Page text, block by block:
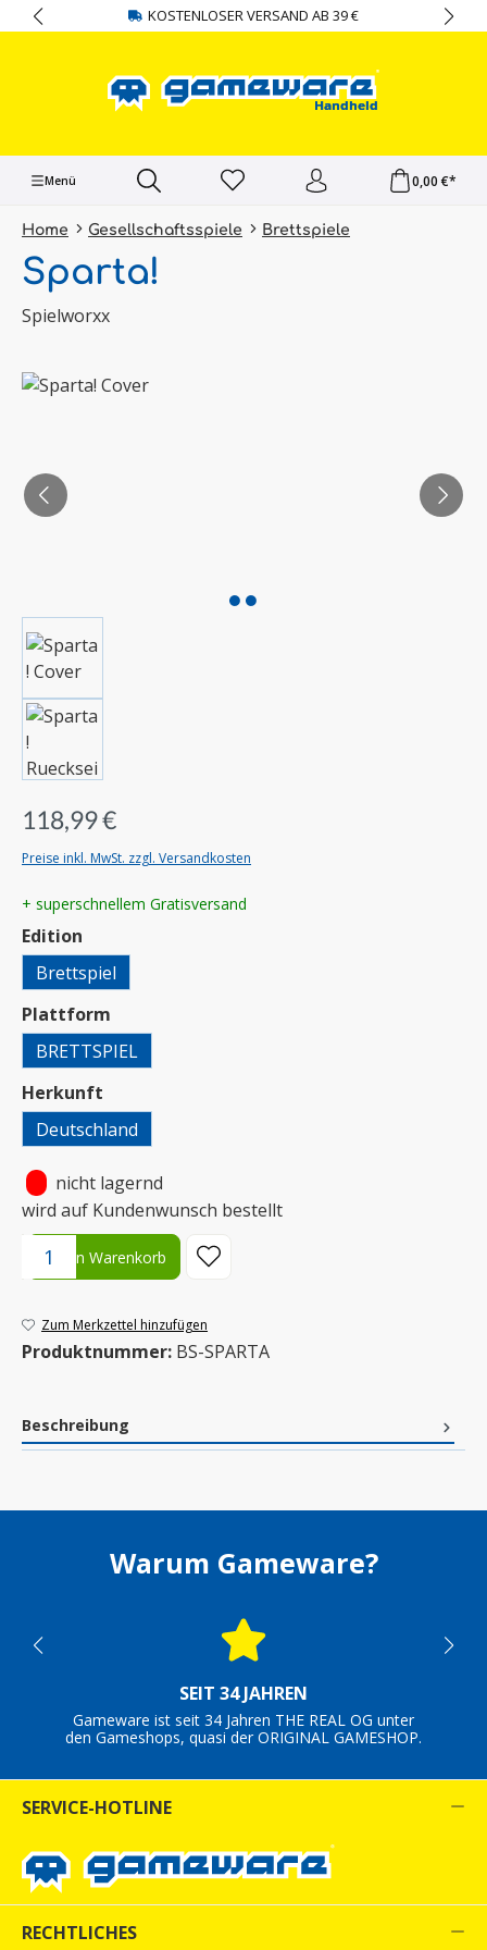
springen KOSTENLOSER VERSAND AB 39 €
Menü 0,00 €*
Home Gesellschaftsspiele Brettspiele
Sparta!
Spielworxx
Bildergalerie überspringen
118,99 €
Preise inkl. MwSt. zzgl. Versandkosten
+ superschnellem Gratisversand
Edition
Brettspiel
Plattform
BRETTSPIEL
Herkunft
Deutschland
nicht lagernd
wird auf Kundenwunsch bestellt
Produkt Anzahl: Gib den gewünschten Wert ein oder benutze
In den Warenkorb
Zum Merkzettel hinzufügen
Produktnummer: BS-SPARTA
Beschreibung
Warum Gameware?
SEIT 34 JAHREN
Gameware ist seit 34 Jahren THE REAL OG unter
den Gameshops, quasi der ORIGINAL GAMESHOP.
SERVICE-HOTLINE
RECHTLICHES